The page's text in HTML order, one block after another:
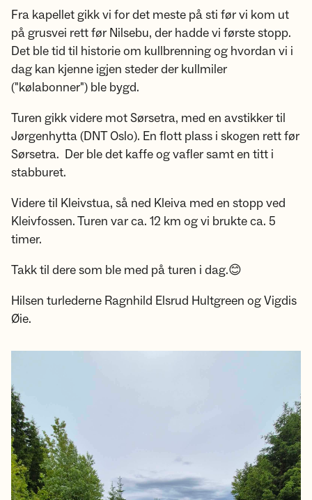
Fra kapellet gikk vi for det meste på sti før vi kom ut
på grusvei rett før Nilsebu, der hadde vi første stopp.
Det ble tid til historie om kullbrenning og hvordan vi i
dag kan kjenne igjen steder der kullmiler
("kølabonner") ble bygd.
Turen gikk videre mot Sørsetra, med en avstikker til
Jørgenhytta (DNT Oslo). En flott plass i skogen rett før
Sørsetra. Der ble det kaffe og vafler samt en titt i
stabburet.
Videre til Kleivstua, så ned Kleiva med en stopp ved
Kleivfossen. Turen var ca. 12 km og vi brukte ca. 5
timer.
Takk til dere som ble med på turen i dag.😊
Hilsen turlederne Ragnhild Elsrud Hultgreen og Vigdis
Øie.